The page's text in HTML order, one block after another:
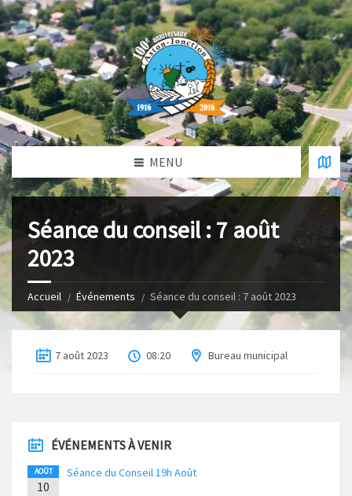
MENU
Séance du conseil : 7 août
2023
Accueil Événements Séance du conseil : 7 août 2023
7 août 2023 08:20 Bureau municipal
ÉVÉNEMENTS À VENIR
AOÛT
10
Séance du Conseil 19h Août